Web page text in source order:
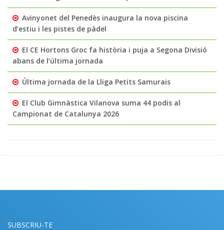
Avinyonet del Penedès inaugura la nova piscina
d’estiu i les pistes de pàdel
El CE Hortons Groc fa història i puja a Segona Divisió
abans de l’última jornada
Última jornada de la Lliga Petits Samurais
El Club Gimnàstica Vilanova suma 44 podis al
Campionat de Catalunya 2026
SUBSCRIU-TE